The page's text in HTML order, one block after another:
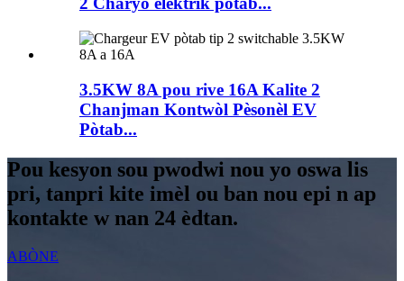
3.5KW 8A pou rive 16A Kalite 2
Chanjman Kontwòl Pèsonèl EV
Pòtab...
Pou kesyon sou pwodwi nou yo oswa lis
pri, tanpri kite imèl ou ban nou epi n ap
kontakte w nan 24 èdtan.
ABÒNE